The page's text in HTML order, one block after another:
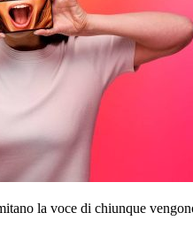
la voce di chiunque